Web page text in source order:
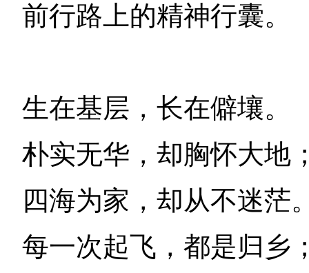
前行路上的精神行囊。
生在基层，长在僻壤。
朴实无华，却胸怀大地
四海为家，却从不迷茫
每一次起飞，都是归乡